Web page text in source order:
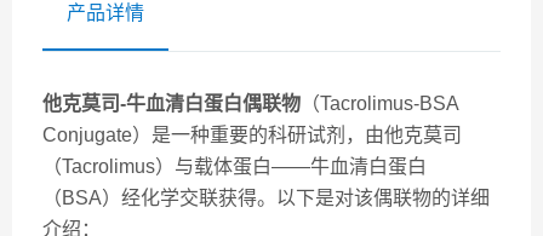
产品详情
他克莫司-牛血清白蛋白偶联物 （Tacrolimus-BSA
Conjugate）是一种重要的科研试剂，由他克莫司
（Tacrolimus）与载体蛋白——牛血清白蛋白
（BSA）经化学交联获得。以下是对该偶联物的详细
介绍：